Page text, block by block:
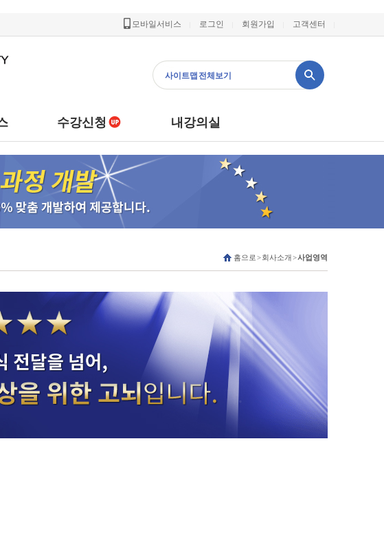
모바일서비스 로그인 회원가입 고객센터
사이트맵 전체보기
수강신청 내강의실
홈으로 > 회사소개 >사업영역